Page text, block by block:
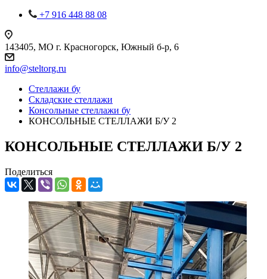
+7 916 448 88 08
143405, МО г. Красногорск, Южный б-р, 6
info@steltorg.ru
Cтеллажи бу
Складские стеллажи
Консольные стеллажи бу
КОНСОЛЬНЫЕ СТЕЛЛАЖИ Б/У 2
КОНСОЛЬНЫЕ СТЕЛЛАЖИ Б/У 2
Поделиться